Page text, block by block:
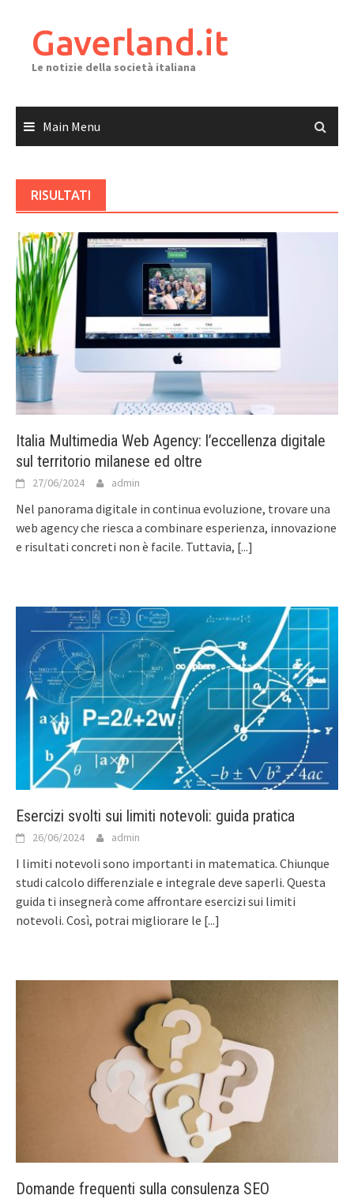
contentGaverland.it
Le notizie della società italiana
Main Menu
RISULTATI
Italia Multimedia Web Agency: l’eccellenza digitale
sul territorio milanese ed oltre
27/06/2024 admin
Nel panorama digitale in continua evoluzione, trovare una
web agency che riesca a combinare esperienza, innovazione
e risultati concreti non è facile. Tuttavia, [...]
Esercizi svolti sui limiti notevoli: guida pratica
26/06/2024 admin
I limiti notevoli sono importanti in matematica. Chiunque
studi calcolo differenziale e integrale deve saperli. Questa
guida ti insegnerà come affrontare esercizi sui limiti
notevoli. Così, potrai migliorare le [...]
Domande frequenti sulla consulenza SEO